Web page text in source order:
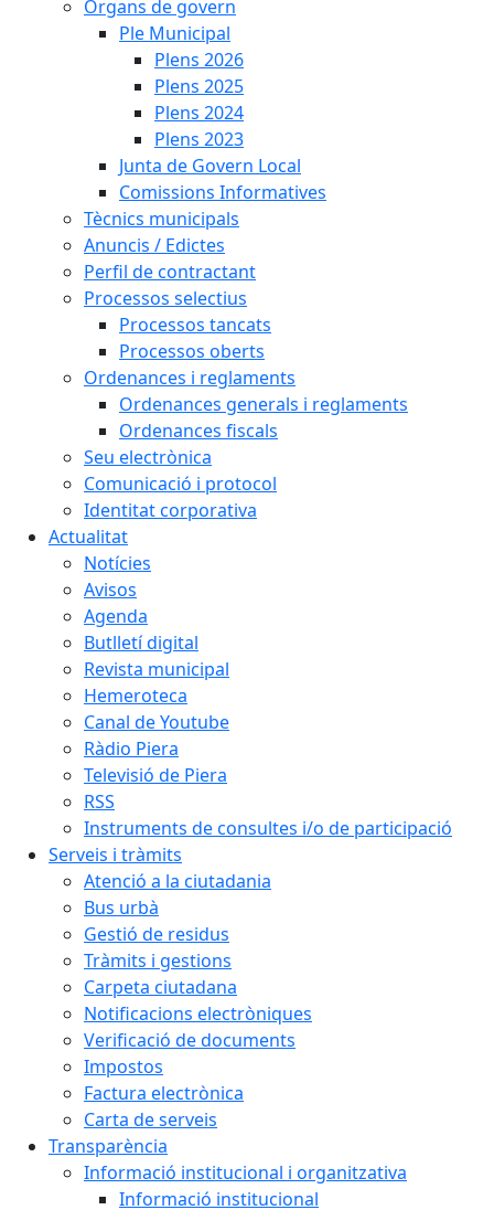
Òrgans de govern
Ple Municipal
Plens 2026
Plens 2025
Plens 2024
Plens 2023
Junta de Govern Local
Comissions Informatives
Tècnics municipals
Anuncis / Edictes
Perfil de contractant
Processos selectius
Processos tancats
Processos oberts
Ordenances i reglaments
Ordenances generals i reglaments
Ordenances fiscals
Seu electrònica
Comunicació i protocol
Identitat corporativa
Actualitat
Notícies
Avisos
Agenda
Butlletí digital
Revista municipal
Hemeroteca
Canal de Youtube
Ràdio Piera
Televisió de Piera
RSS
Instruments de consultes i/o de participació
Serveis i tràmits
Atenció a la ciutadania
Bus urbà
Gestió de residus
Tràmits i gestions
Carpeta ciutadana
Notificacions electròniques
Verificació de documents
Impostos
Factura electrònica
Carta de serveis
Transparència
Informació institucional i organitzativa
Informació institucional